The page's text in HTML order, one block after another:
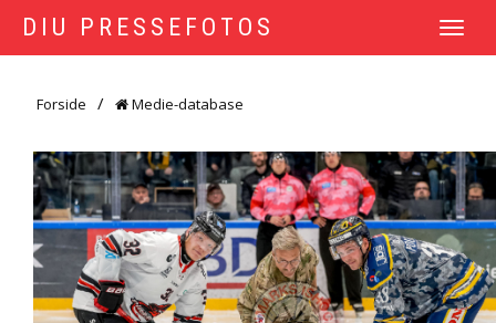
DIU PRESSEFOTOS
TOGGLE
Forside Medie-database